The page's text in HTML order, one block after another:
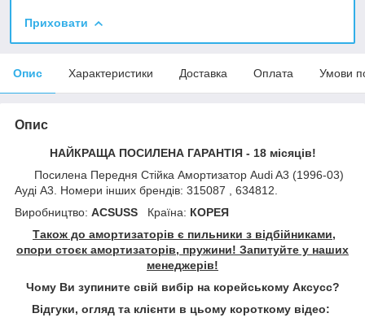
Приховати
Опис Характеристики Доставка Оплата Умови
Опис
НАЙКРАЩА ПОСИЛЕНА ГАРАНТІЯ - 18 місяців!
Посилена Передня Стійка Амортизатор Audi A3 (1996-03)
Ауді А3. Номери інших брендів: 315087 , 634812.
Виробництво: ACSUSS Країна: КОРЕЯ
Також до амортизаторів є пильники з відбійниками,
опори стоєк амортизаторів, пружини! Запитуйте у наших
менеджерів!
Чому Ви зупините свій вибір на корейському Аксусс?
Відгуки, огляд та клієнти в цьому короткому відео: